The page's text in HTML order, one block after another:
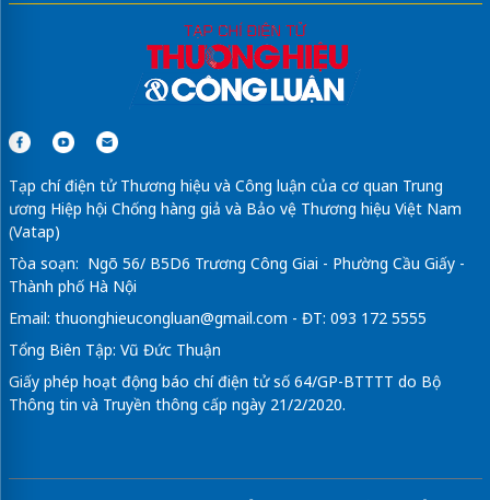
Tạp chí điện tử Thương hiệu và Công luận của cơ quan Trung
ương Hiệp hội Chống hàng giả và Bảo vệ Thương hiệu Việt Nam
(Vatap)
Tòa soạn: Ngõ 56/ B5D6 Trương Công Giai - Phường Cầu Giấy -
Thành phố Hà Nội
Email: thuonghieucongluan@gmail.com - ĐT: 093 172 5555
Tổng Biên Tập: Vũ Đức Thuận
Giấy phép hoạt động báo chí điện tử số 64/GP-BTTTT do Bộ
Thông tin và Truyền thông cấp ngày 21/2/2020.